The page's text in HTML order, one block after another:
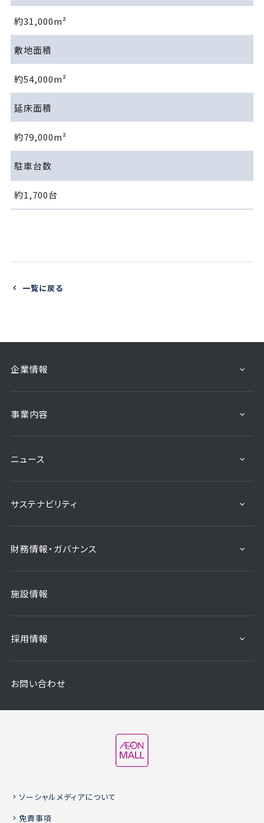
約31,000m²
敷地面積
約54,000m²
延床面積
約79,000m²
駐車台数
約1,700台
一覧に戻る
企業情報
事業内容
ニュース
サステナビリティ
財務情報・ガバナンス
施設情報
採用情報
お問い合わせ
ソーシャルメディアについて
免責事項